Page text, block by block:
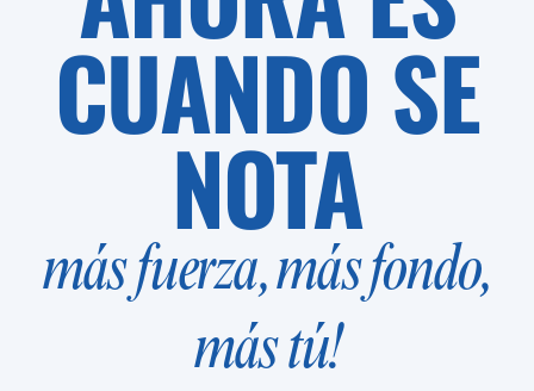
CUANDO SE
NOTA
más fuerza, más fondo,
más tú!